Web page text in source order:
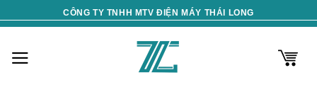
to
CÔNG TY TNHH MTV ĐIỆN MÁY THÁI LONG